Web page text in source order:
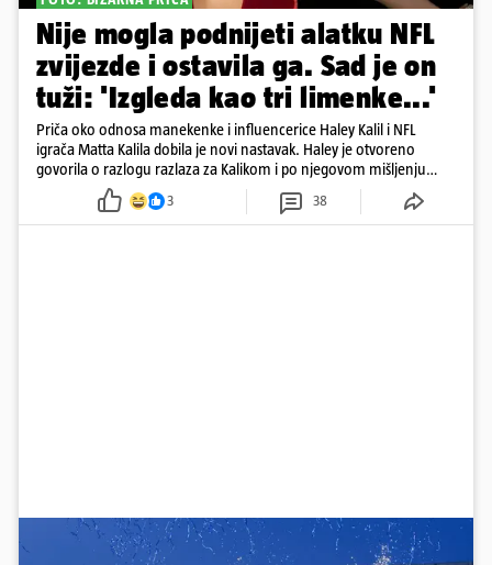
Nije mogla podnijeti alatku NFL
zvijezde i ostavila ga. Sad je on
tuži: 'Izgleda kao tri limenke...'
Priča oko odnosa manekenke i influencerice Haley Kalil i NFL
igrača Matta Kalila dobila je novi nastavak. Haley je otvoreno
govorila o razlogu razlaza za Kalikom i po njegovom mišljenju
prešla granicu dobrog ukusa
3 38